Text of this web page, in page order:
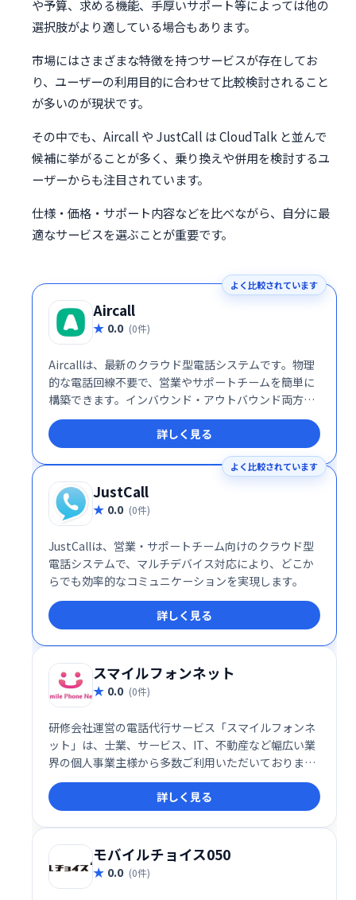
や予算、求める機能、手厚いサポート等によっては他の
選択肢がより適している場合もあります。
市場にはさまざまな特徴を持つサービスが存在してお
り、ユーザーの利用目的に合わせて比較検討されること
が多いのが現状です。
その中でも、Aircall や JustCall は CloudTalk と並んで
候補に挙がることが多く、乗り換えや併用を検討するユ
ーザーからも注目されています。
仕様・価格・サポート内容などを比べながら、自分に最
適なサービスを選ぶことが重要です。
よく比較されています
Aircall
0.0 (0件)
Aircallは、最新のクラウド型電話システムです。物理
的な電話回線不要で、営業やサポートチームを簡単に
構築できます。インバウンド・アウトバウンド両方の
コールセンターを1つのシステムで管理し、顧客との
迅速な接続を実現します。複雑な設定は不要で、すぐ
に業務を開始できます。
詳しく見る
よく比較されています
JustCall
0.0 (0件)
JustCallは、営業・サポートチーム向けのクラウド型
電話システムで、マルチデバイス対応により、どこか
らでも効率的なコミュニケーションを実現します。
詳しく見る
スマイルフォンネット
0.0 (0件)
研修会社運営の電話代行サービス「スマイルフォンネ
ット」は、士業、サービス、IT、不動産など幅広い業
界の個人事業主様から多数ご利用いただいておりま
す。業務効率化や顧客対応の向上に貢献し、お客様の
ビジネスをサポートします。
詳しく見る
モバイルチョイス050
0.0 (0件)